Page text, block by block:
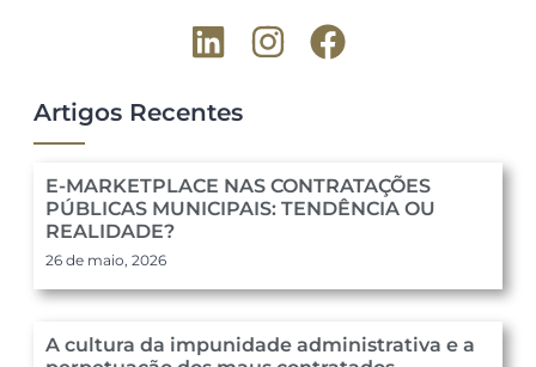
Artigos Recentes
E-MARKETPLACE NAS CONTRATAÇÕES
PÚBLICAS MUNICIPAIS: TENDÊNCIA OU
REALIDADE?
26 de maio, 2026
A cultura da impunidade administrativa e a